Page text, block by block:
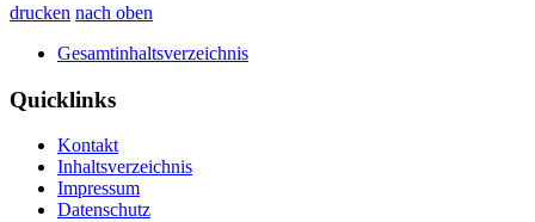
drucken nach oben
Gesamtinhaltsverzeichnis
Quicklinks
Kontakt
Inhaltsverzeichnis
Impressum
Datenschutz